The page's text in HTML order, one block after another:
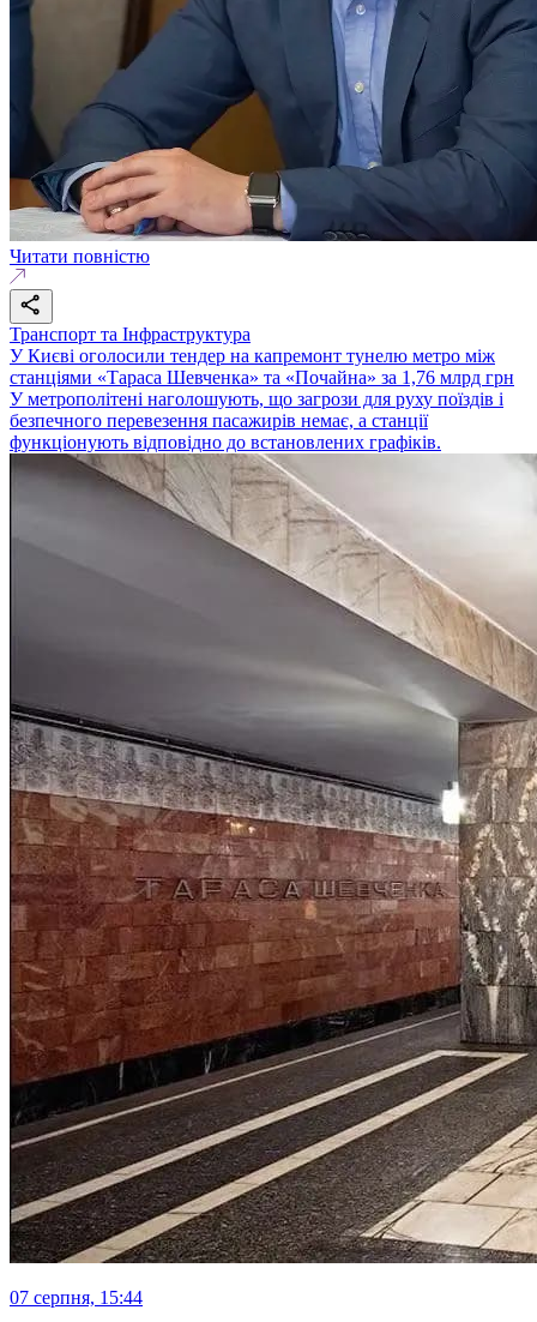
Читати повністю
Транспорт та Інфраструктура
У Києві оголосили тендер на капремонт тунелю метро між
станціями «Тараса Шевченка» та «Почайна» за 1,76 млрд грн
У метрополітені наголошують, що загрози для руху поїздів і
безпечного перевезення пасажирів немає, а станції
функціонують відповідно до встановлених графіків.
07 серпня, 15:44